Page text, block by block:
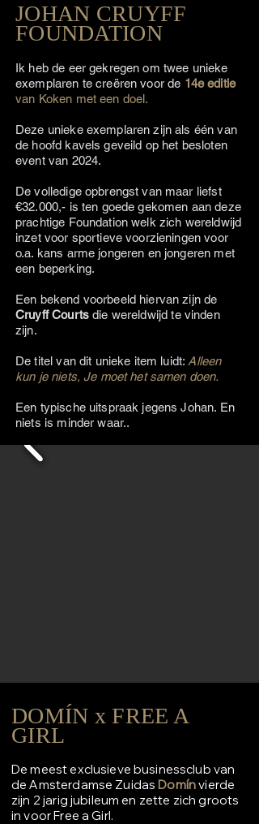
JOHAN CRUYFF
FOUNDATION
Ik heb de eer gekregen om twee unieke
exemplaren te creëren voor de 14e editie
van Koken met een doel.
Deze unieke exemplaren zijn als één van
de hoofd kavels geveild op het besloten
event van 2024.
De volledige opbrengst van maar liefst
€32.000,- is ten goede gekomen aan deze
prachtige Foundation welk zich wereldwijd
inzet voor sportieve voorzieningen voor
o.a. kans arme jongeren en jongeren met
een beperking.
Een bekend voorbeeld hiervan zijn de
Cruyff Courtsdie wereldwijd te vinden
zijn.
De titel van dit unieke item luidt: Alleen
kun je niets, Je moet het samen doen.
Een typische uitspraak jegens Johan. En
niets is minder waar..
DOMÍN x FREE A
GIRL
De meest exclusieve businessclub van
de Amsterdamse ZuidasDomínvierde
zijn 2 jarig jubileum en zette zich groots
in voor Free a Girl.